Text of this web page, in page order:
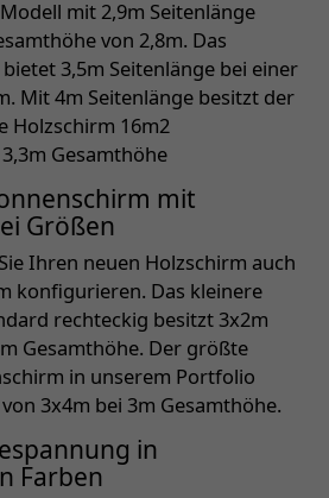
mit 2,9m Seitenlänge
von 2,8m. Das
3,5m Seitenlänge bei einer
Mit 4m Seitenlänge besitzt der
Holzschirm 16m2
Gesamthöhe
mit
Größen
Ihren neuen Holzschirm auch
konfigurieren. Das kleinere
rechteckig besitzt 3x2m
Gesamthöhe. Der größte
in unserem Portfolio
3x4m bei 3m Gesamthöhe.
in
Farben